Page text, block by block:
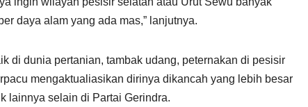
daya alam yang ada mas,” lanjutnya.
di dunia pertanian, tambak udang, peternakan di pesisir
mengaktualiasikan dirinya dikancah yang lebih besar
lainnya selain di Partai Gerindra.